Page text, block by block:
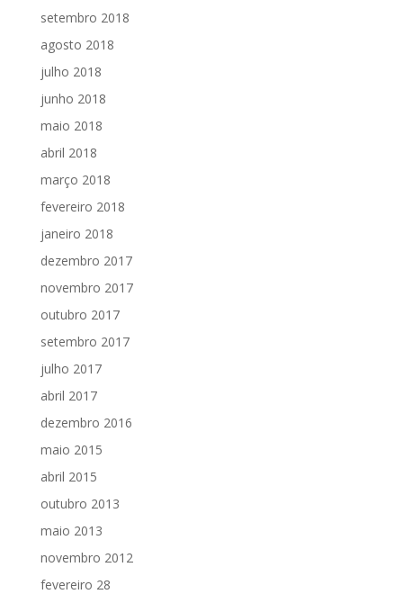
setembro 2018
agosto 2018
julho 2018
junho 2018
maio 2018
abril 2018
março 2018
fevereiro 2018
janeiro 2018
dezembro 2017
novembro 2017
outubro 2017
setembro 2017
julho 2017
abril 2017
dezembro 2016
maio 2015
abril 2015
outubro 2013
maio 2013
novembro 2012
fevereiro 28